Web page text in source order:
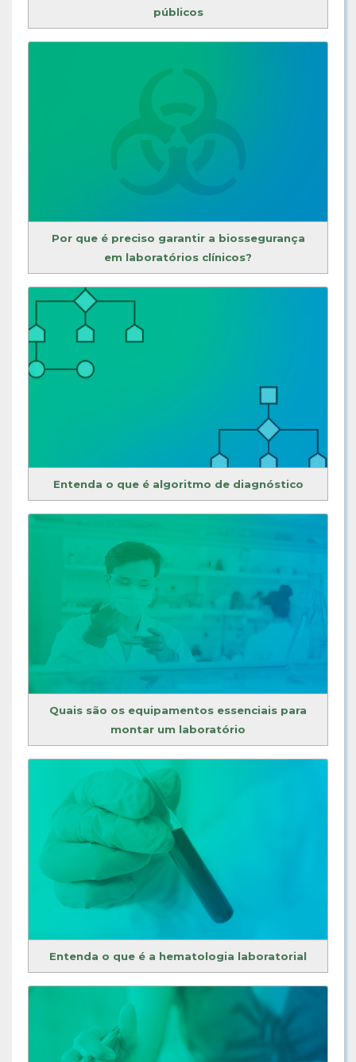
públicos
Por que é preciso garantir a biossegurança
em laboratórios clínicos?
Entenda o que é algoritmo de diagnóstico
Quais são os equipamentos essenciais para
montar um laboratório
Entenda o que é a hematologia laboratorial